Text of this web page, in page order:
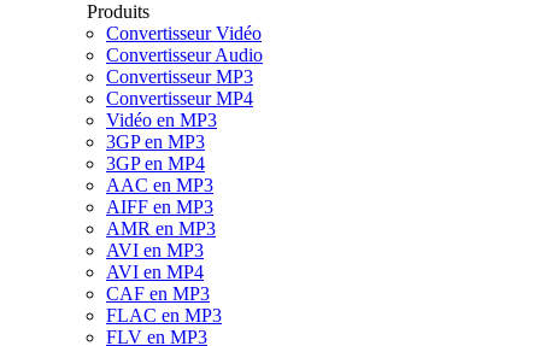
Produits
Convertisseur Vidéo
Convertisseur Audio
Convertisseur MP3
Convertisseur MP4
Vidéo en MP3
3GP en MP3
3GP en MP4
AAC en MP3
AIFF en MP3
AMR en MP3
AVI en MP3
AVI en MP4
CAF en MP3
FLAC en MP3
FLV en MP3